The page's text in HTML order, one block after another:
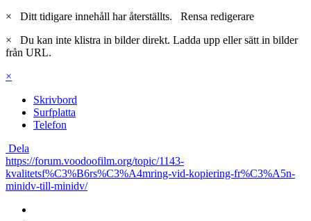
×
Ditt tidigare innehåll har återställts. Rensa redigerare
×
Du kan inte klistra in bilder direkt. Ladda upp eller sätt in bilder
från URL.
×
Skrivbord
Surfplatta
Telefon
Dela
https://forum.voodoofilm.org/topic/1143-
kvalitetsf%C3%B6rs%C3%A4mring-vid-kopiering-fr%C3%A5n-
minidv-till-minidv/